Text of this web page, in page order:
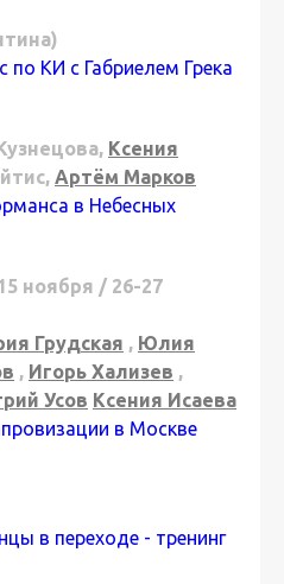
КИ с Габриелем Грека
Ксения
Артём Марков
в Небесных
ноября / 26-27
Грудская , Юлия
, Игорь Хализев ,
Усов Ксения Исаева
в Москве
в переходе - тренинг